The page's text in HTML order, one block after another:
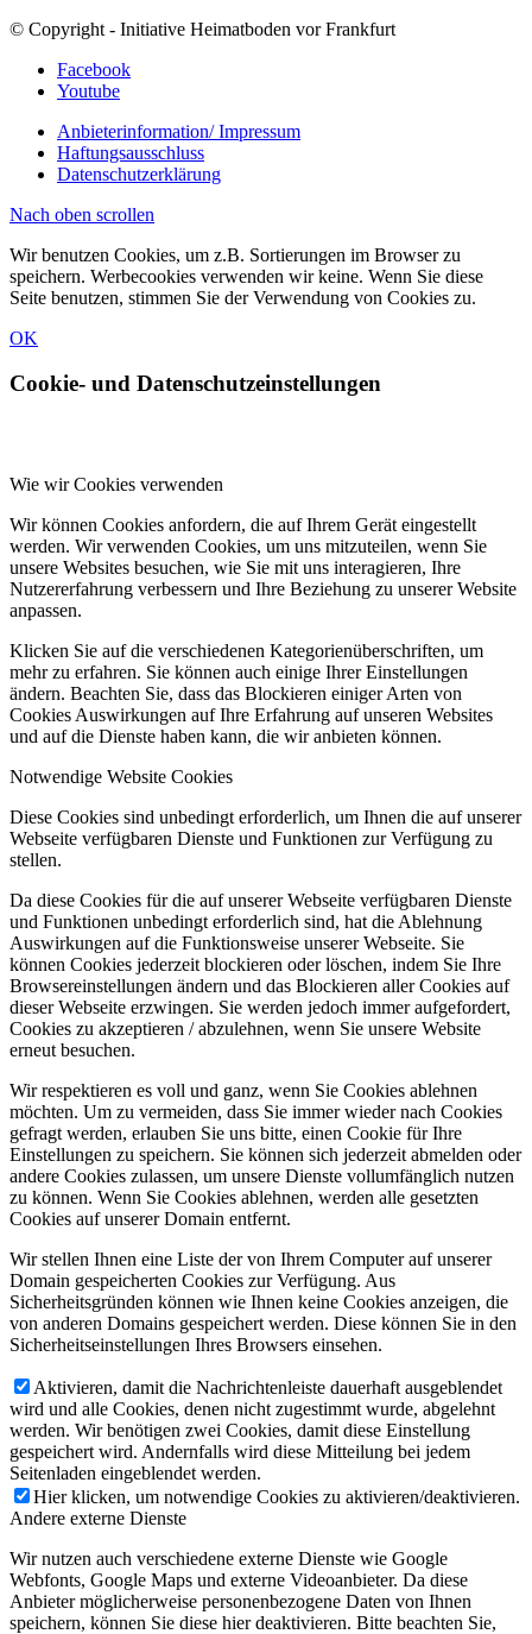
© Copyright - Initiative Heimatboden vor Frankfurt
Facebook
Youtube
Anbieterinformation/ Impressum
Haftungsausschluss
Datenschutzerklärung
Nach oben scrollen
Wir benutzen Cookies, um z.B. Sortierungen im Browser zu
speichern. Werbecookies verwenden wir keine. Wenn Sie diese
Seite benutzen, stimmen Sie der Verwendung von Cookies zu.
OK
Cookie- und Datenschutzeinstellungen
Wie wir Cookies verwenden
Wir können Cookies anfordern, die auf Ihrem Gerät eingestellt
werden. Wir verwenden Cookies, um uns mitzuteilen, wenn Sie
unsere Websites besuchen, wie Sie mit uns interagieren, Ihre
Nutzererfahrung verbessern und Ihre Beziehung zu unserer Website
anpassen.
Klicken Sie auf die verschiedenen Kategorienüberschriften, um
mehr zu erfahren. Sie können auch einige Ihrer Einstellungen
ändern. Beachten Sie, dass das Blockieren einiger Arten von
Cookies Auswirkungen auf Ihre Erfahrung auf unseren Websites
und auf die Dienste haben kann, die wir anbieten können.
Notwendige Website Cookies
Diese Cookies sind unbedingt erforderlich, um Ihnen die auf unserer
Webseite verfügbaren Dienste und Funktionen zur Verfügung zu
stellen.
Da diese Cookies für die auf unserer Webseite verfügbaren Dienste
und Funktionen unbedingt erforderlich sind, hat die Ablehnung
Auswirkungen auf die Funktionsweise unserer Webseite. Sie
können Cookies jederzeit blockieren oder löschen, indem Sie Ihre
Browsereinstellungen ändern und das Blockieren aller Cookies auf
dieser Webseite erzwingen. Sie werden jedoch immer aufgefordert,
Cookies zu akzeptieren / abzulehnen, wenn Sie unsere Website
erneut besuchen.
Wir respektieren es voll und ganz, wenn Sie Cookies ablehnen
möchten. Um zu vermeiden, dass Sie immer wieder nach Cookies
gefragt werden, erlauben Sie uns bitte, einen Cookie für Ihre
Einstellungen zu speichern. Sie können sich jederzeit abmelden oder
andere Cookies zulassen, um unsere Dienste vollumfänglich nutzen
zu können. Wenn Sie Cookies ablehnen, werden alle gesetzten
Cookies auf unserer Domain entfernt.
Wir stellen Ihnen eine Liste der von Ihrem Computer auf unserer
Domain gespeicherten Cookies zur Verfügung. Aus
Sicherheitsgründen können wie Ihnen keine Cookies anzeigen, die
von anderen Domains gespeichert werden. Diese können Sie in den
Sicherheitseinstellungen Ihres Browsers einsehen.
Aktivieren, damit die Nachrichtenleiste dauerhaft ausgeblendet
wird und alle Cookies, denen nicht zugestimmt wurde, abgelehnt
werden. Wir benötigen zwei Cookies, damit diese Einstellung
gespeichert wird. Andernfalls wird diese Mitteilung bei jedem
Seitenladen eingeblendet werden.
Hier klicken, um notwendige Cookies zu aktivieren/deaktivieren.
Andere externe Dienste
Wir nutzen auch verschiedene externe Dienste wie Google
Webfonts, Google Maps und externe Videoanbieter. Da diese
Anbieter möglicherweise personenbezogene Daten von Ihnen
speichern, können Sie diese hier deaktivieren. Bitte beachten Sie,